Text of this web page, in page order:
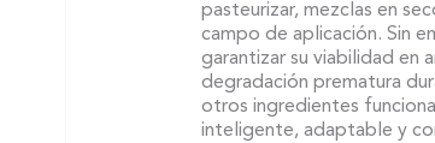
pasteurizar, mezclas en
campo de aplicación. Sin
garantizar su viabilidad en
degradación prematura
otros ingredientes
inteligente, adaptable y